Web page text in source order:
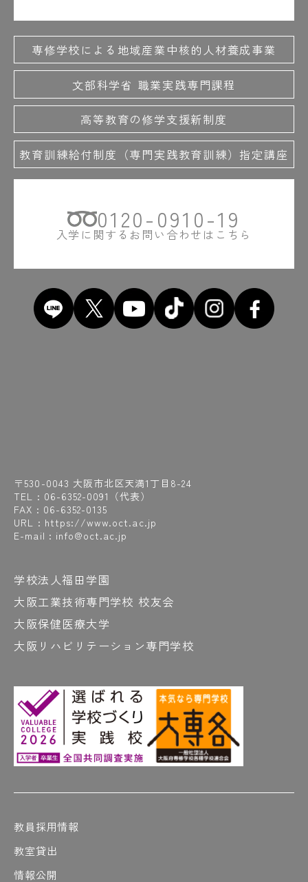
〒530-0043 大阪市北区天満1丁目8-24
TEL : 06-6352-0091 （代表）
FAX : 06-6352-0135
URL : https://www.oct.ac.jp
E-mail : info@oct.ac.jp
0120-0910-19
入学に関するお問い合わせはこちら
学校法人福田学園
大阪工業技術専門学校 校友会
大阪保健医療大学
大阪リハビリテーション専門学校
専修学校による地域産業中核的人材養成事業
文部科学省 職業実践専門課程
高等教育の修学支援新制度
教育訓練給付制度（専門実践教育訓練）指定講座
教員採用情報
教室貸出
情報公開